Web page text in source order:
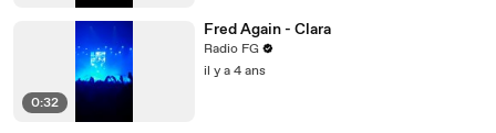
0:32
Fred Again - Clara
Radio FG
il y a 4 ans